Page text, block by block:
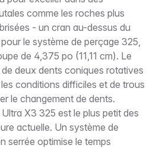
comme les roches plus
- un cran au-dessus du
le système de perçage 325,
de 4,375 po (11,11 cm). Le
deux dents coniques rotatives
conditions difficiles et de trous
le changement de dents.
X3 325 est le plus petit des
actuelle. Un système de
serrée optimise le temps